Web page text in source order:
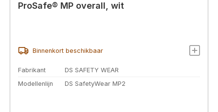
ProSafe® MP overall, wit
Binnenkort beschikbaar
Fabrikant
DS SAFETY WEAR
Modellenlijn
DS SafetyWear MP2